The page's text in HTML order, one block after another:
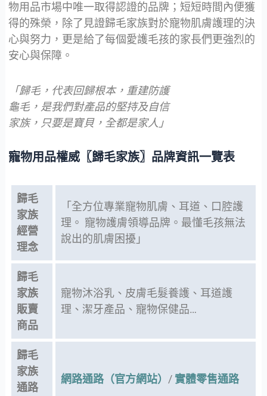
物用品市場中唯一取得認證的品牌；短短時間內便獲
得的殊榮，除了見證歸毛家族對於寵物肌膚護理的決
心與努力，更是給了每個愛護毛孩的家長們更強烈的
安心與保障。
「歸毛，代表回歸根本，重建防護
龜毛，是我們對產品的堅持及自信
家族，只要是寶貝，全都是家人」
寵物用品權威〖歸毛家族〗品牌資訊一覽表
歸毛
家族
經營
理念
「全方位專業寵物肌膚、耳道、口腔護
理。 寵物護膚領導品牌。最懂毛孩無法
說出的肌膚困擾」
歸毛
家族
販賣
商品
寵物沐浴乳、皮膚毛髮養護、耳道護
理、潔牙產品、寵物保健品…
歸毛
家族
通路
網路通路（官方網站） / 實體零售通路